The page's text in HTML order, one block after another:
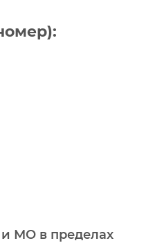
МО в пределах